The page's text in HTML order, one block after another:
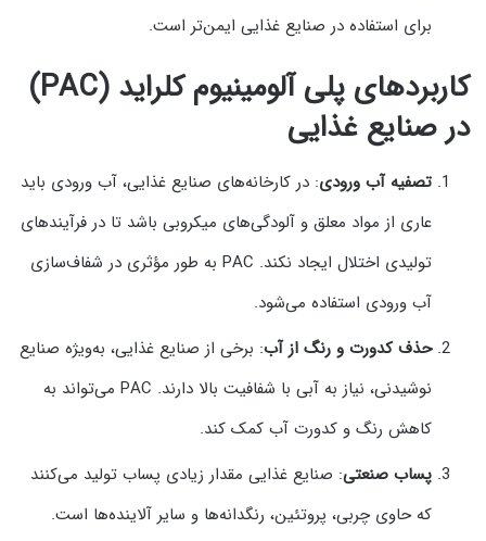
برای استفاده در صنایع غذایی ایمن‌تر است.
کاربردهای پلی آلومینیوم کلراید (PAC)
در صنایع غذایی
تصفیه آب ورودی: در کارخانه‌های صنایع غذایی، آب ورودی باید
عاری از مواد معلق و آلودگی‌های میکروبی باشد تا در فرآیندهای
تولیدی اختلال ایجاد نکند. PAC به طور مؤثری در شفاف‌سازی
آب ورودی استفاده می‌شود.
حذف کدورت و رنگ از آب: برخی از صنایع غذایی، به‌ویژه صنایع
نوشیدنی، نیاز به آبی با شفافیت بالا دارند. PAC می‌تواند به
کاهش رنگ و کدورت آب کمک کند.
پساب صنعتی: صنایع غذایی مقدار زیادی پساب تولید می‌کنند
که حاوی چربی، پروتئین، رنگدانه‌ها و سایر آلاینده‌ها است.